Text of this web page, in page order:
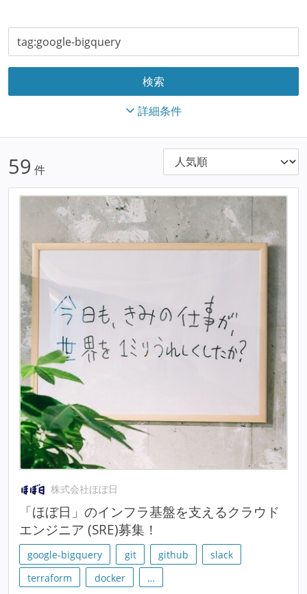
詳細条件
59 件
株式会社ほぼ日
「ほぼ日」のインフラ基盤を支えるクラウド
エンジニア (SRE)募集！
google-bigquery git github
slack
terraform
docker …